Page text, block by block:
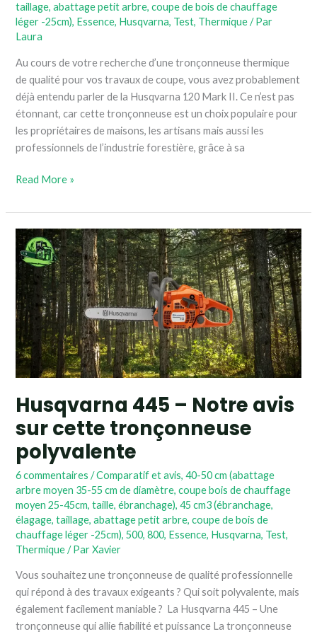
taillage, abattage petit arbre, coupe de bois de chauffage
léger -25cm), Essence, Husqvarna, Test, Thermique/ Par
Laura
Au cours de votre recherche d’une tronçonneuse thermique
de qualité pour vos travaux de coupe, vous avez probablement
déjà entendu parler de la Husqvarna 120 Mark II. Ce n’est pas
étonnant, car cette tronçonneuse est un choix populaire pour
les propriétaires de maisons, les artisans mais aussi les
professionnels de l’industrie forestière, grâce à sa
Read More »
Husqvarna 445 – Notre avis
sur cette tronçonneuse
polyvalente
6 commentaires /Comparatif et avis,40-50 cm (abattage
arbre moyen 35-55 cm de diamètre, coupe bois de chauffage
moyen 25-45cm, taille, ébranchage),45 cm3 (ébranchage,
élagage, taillage, abattage petit arbre, coupe de bois de
chauffage léger -25cm),500,800, Essence, Husqvarna, Test,
Thermique/ ParXavier
Vous souhaitez une tronçonneuse de qualité professionnelle
qui répond à des travaux exigeants ? Qui soit polyvalente, mais
également facilement maniable ? La Husqvarna 445 – Une
tronçonneuse qui allie fiabilité et puissance La tronçonneuse
Husqvarna
445
–
Notre
avis
sur
cette
tronçonneuse
polyvalente